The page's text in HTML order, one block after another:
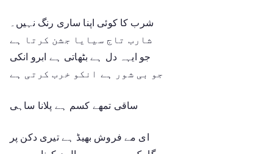
شرب کا کوئی اپنا ساری رنگ نہیں۔
شارب تاج سیایا جشن کرتا ہے
جو ایہہ دل ہے بٹھاتی ہے ابرو انکی
جو بی شور ہے انکو خرب کرتی ہے
ساقی تمھے کسم ہے پلانا ساہی
ای مے فروش بھیڈ ہے تیری دکن پر